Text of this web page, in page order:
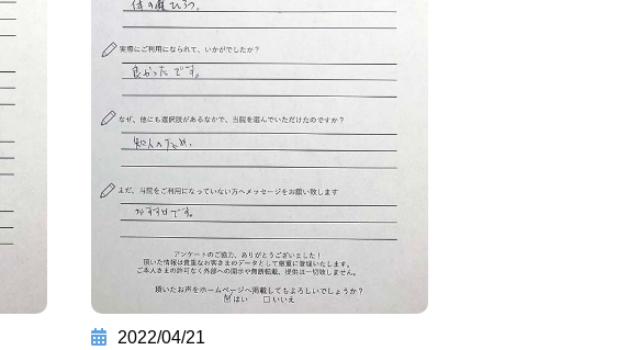
2022/04/21